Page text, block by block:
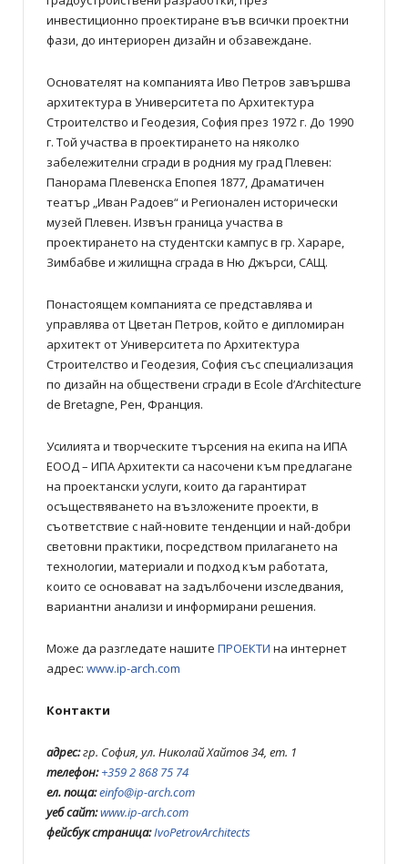
инвестиционно проектиране във всички проектни
фази, до интериорен дизайн и обзавеждане.
Основателят на компанията Иво Петров завършва
архитектура в Университета по Архитектура
Строителство и Геодезия, София през 1972 г. До 1990
г. Той участва в проектирането на няколко
забележителни сгради в родния му град Плевен:
Панорама Плевенска Епопея 1877, Драматичен
театър „Иван Радоев“ и Регионален исторически
музей Плевен. Извън граница участва в
проектирането на студентски кампус в гр. Хараре,
Зимбабве и жилищна сграда в Ню Джърси, САЩ.
Понастоящем компанията се представлява и
управлява от Цветан Петров, който е дипломиран
архитект от Университета по Архитектура
Строителство и Геодезия, София със специализация
по дизайн на обществени сгради в Ecole d’Architecture
de Bretagne, Рен, Франция.
Усилията и творческите търсения на екипа на ИПА
ЕOOД – ИПА Архитекти са насочени към предлагане
на проектански услуги, които да гарантират
осъществяването на възложените проекти, в
съответствие с най-новите тенденции и най-добри
световни практики, посредством прилагането на
технологии, материали и подход към работата,
които се основават на задълбочени изследвания,
вариантни анализи и информирани решения.
Може да разгледате нашите ПРОЕКТИ на интернет
адрес: www.ip-arch.com
Контакти
адрес:гр. София, ул. Николай Хайтов 34, ет. 1
телефон: +359 2 868 75 74
ел. поща:еinfo@ip-arch.com
уеб сайт:www.ip-arch.com
фейсбук страница:IvoPetrovArchitects